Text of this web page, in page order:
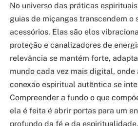
No universo das práticas
guias de miçangas transcendem o
acessórios. Elas são elos
proteção e canalizadores de
relevância se mantém forte,
mundo cada vez mais digital, onde
conexão espiritual autêntica se
Compreender a fundo o que
ela é feita é abrir portas para um
profundo da fé e da espiritualidade.